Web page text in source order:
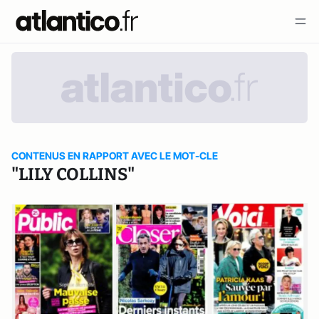
CONTENUS EN RAPPORT AVEC LE MOT-CLE
"LILY COLLINS"